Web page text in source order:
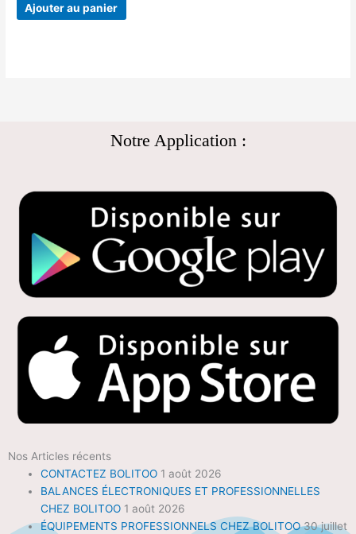
Ajouter au panier
Notre Application :
Nos Articles récents
CONTACTEZ BOLITOO 1 août 2026
BALANCES ÉLECTRONIQUES ET PROFESSIONNELLES
CHEZ BOLITOO 1 août 2026
ÉQUIPEMENTS PROFESSIONNELS CHEZ BOLITOO 30 juillet